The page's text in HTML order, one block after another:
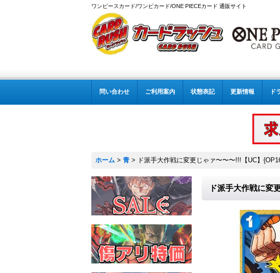
ワンピースカード/ワンピカード/ONE PIECEカード 通販サイト
問い合わせ ご利用案内 状態表記 更新情報 ド
ホーム > 青 > ド派手大作戦に変更じゃァ〜〜〜!!!【UC】
ド派手大作戦に変